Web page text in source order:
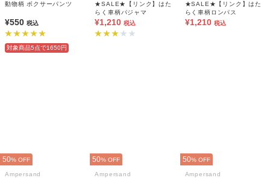
動物柄 ボクサーパンツ
¥550 税込
対象商品5点で1650円
★SALE★【リンク】はた
らく車柄パジャマ
¥1,210 税込
★SALE★【リンク】はた
らく車柄ロンパス
¥1,210 税込
50% OFF
Ampersand
50% OFF
Ampersand
50% OFF
Ampersand